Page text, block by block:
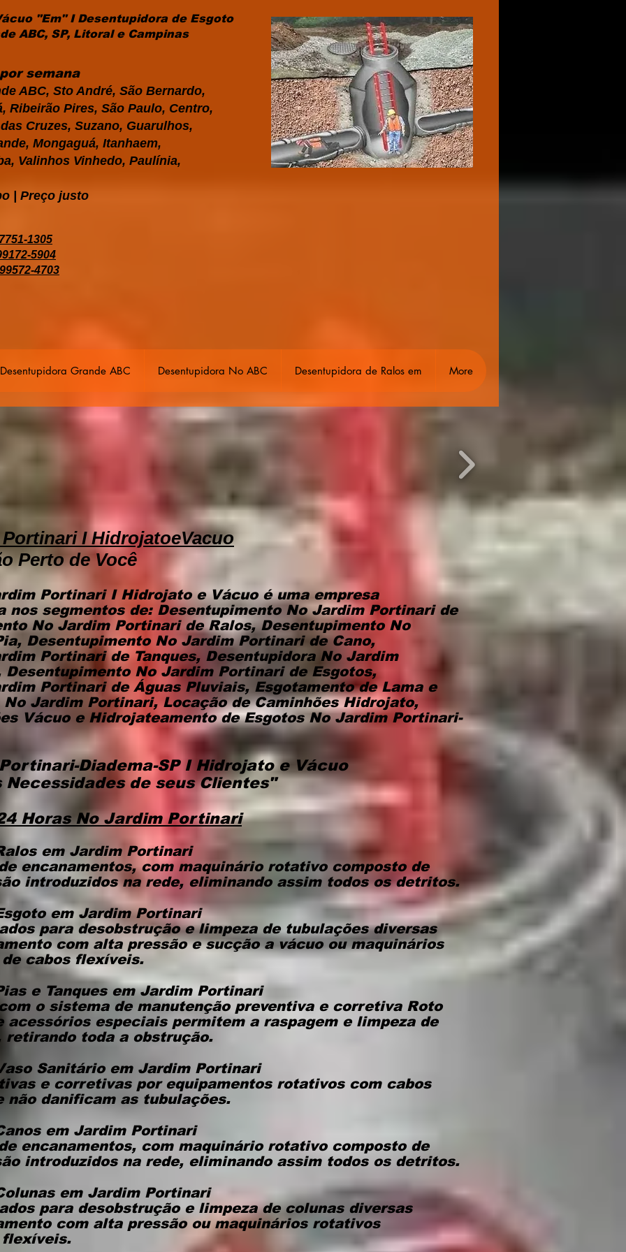
"Em" I Desentupidora de Esgoto
ABC, SP, Litoral e Campinas
semana
ABC, Sto André, São Bernardo,
Ribeirão Pires, São Paulo, Centro,
Cruzes, Suzano, Guarulhos,
Mongaguá, Itanhaem,
Valinhos Vinhedo, Paulínia,
| Preço justo
1305
5904
4703
Desentupidora Grande ABC Desentupidora No ABC Desentupidora de Ralos em More
I HidrojatoeVacuo
Perto de Você
Portinari I Hidrojato e Vácuo é uma empresa
nos segmentos de: Desentupimento No Jardim Portinari de
No Jardim Portinari de Ralos, Desentupimento No
Desentupimento No Jardim Portinari de Cano,
Portinari de Tanques, Desentupidora No Jardim
No Jardim Portinari de Esgotos,
Portinari de Águas Pluviais, Esgotamento de Lama e
Jardim Portinari, Locação de Caminhões Hidrojato,
Vácuo e Hidrojateamento de Esgotos No Jardim Portinari-
Diadema-SP I Hidrojato e Vácuo
de seus Clientes"
Horas No Jardim Portinari
em Jardim Portinari
encanamentos, com maquinário rotativo composto de
introduzidos na rede, eliminando assim todos os detritos.
em Jardim Portinari
para desobstrução e limpeza de tubulações diversas
com alta pressão e sucção a vácuo ou maquinários
cabos flexíveis.
e Tanques em Jardim Portinari
o sistema de manutenção preventiva e corretiva Roto
acessórios especiais permitem a raspagem e limpeza de
retirando toda a obstrução.
Sanitário em Jardim Portinari
e corretivas por equipamentos rotativos com cabos
não danificam as tubulações.
em Jardim Portinari
encanamentos, com maquinário rotativo composto de
introduzidos na rede, eliminando assim todos os detritos.
em Jardim Portinari
para desobstrução e limpeza de colunas diversas
com alta pressão ou maquinários rotativos
flexíveis.